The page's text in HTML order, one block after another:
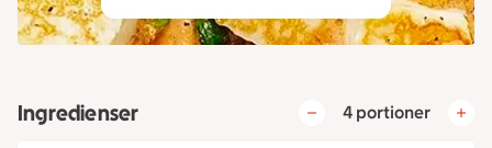
Ingredienser 4 portioner